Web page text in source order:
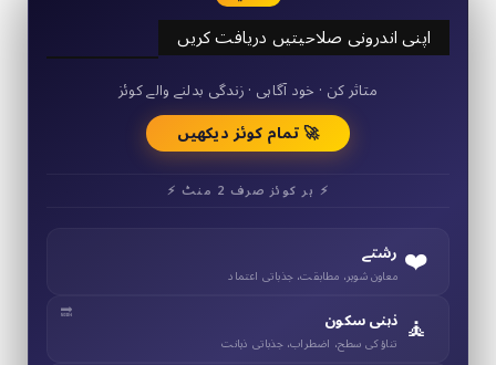
اپنی اندرونی صلاحیتیں دریافت کریں
50+ مختصر کوئز
متاثر کن · خود آگاہی · زندگی بدلنے والے کوئز
🚀 تمام کوئز دیکھیں
⚡ ہر کوئز صرف 2 منٹ ⚡
❤️ رشتے
معاون شوہر، مطابقت، جذباتی اعتماد
🧘 ذہنی سکون
تناؤ کی سطح، اضطراب، جذباتی ذہانت